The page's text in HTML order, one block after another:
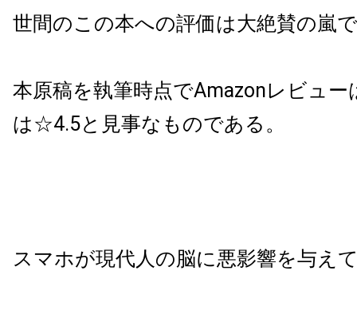
世間のこの本への評価は大絶賛の嵐
本原稿を執筆時点でAmazonレビュー
は☆4.5と見事なものである。
スマホが現代人の脳に悪影響を与え